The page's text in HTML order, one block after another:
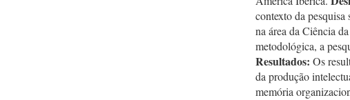
contexto da pesquisa
na área da Ciência
metodológica, a
Resultados: Os
da produção
memória